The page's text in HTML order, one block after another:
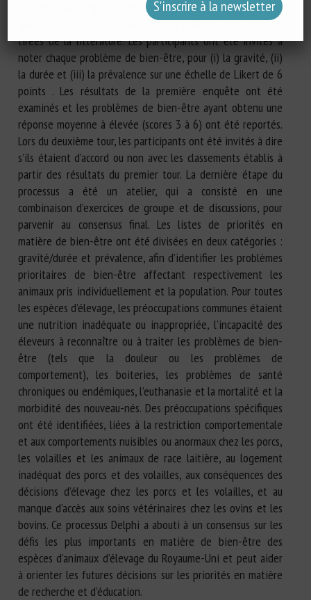
enquête, les experts ont reçu une liste complète de
questions relatives au bien-être spécifiques des espèces,
tirées de la littérature. Les participants ont été invités à
noter chaque problème de bien-être, pour (i) la gravité, (ii)
la durée et (iii) la prévalence sur une échelle de Likert de 6
points . Les résultats de la première enquête ont été
examinés et les problèmes de bien-être ayant obtenu une
réponse moyenne à élevée (scores 3 à 6) ont été reportés.
Lors du deuxième tour, les participants ont été invités à dire
s’ils étaient d’accord ou non avec les classements établis à
partir des résultats du premier tour. La dernière étape du
processus a été un atelier, qui a consisté en une
combinaison d’exercices de groupe et de discussions, pour
parvenir au consensus final. Les listes de priorités en
matière de bien-être ont été divisées en deux catégories :
gravité/durée et prévalence, afin d’identifier les problèmes
prioritaires de bien-être affectant respectivement les
animaux pris individuellement et la population. Pour toutes
les espèces d’élevage, les préoccupations communes étaient
une nutrition inadéquate ou inappropriée, l’incapacité des
éleveurs à reconnaître ou à traiter les problèmes de bien-
être (tels que la douleur ou les problèmes de
comportement), les boiteries, les problèmes de santé
chroniques ou endémiques, l’euthanasie et la mortalité et la
morbidité des nouveau-nés. Des préoccupations spécifiques
ont été identifiées, liées à la restriction comportementale
et aux comportements nuisibles ou anormaux chez les porcs,
les volailles et les animaux de race laitière, au logement
inadéquat des porcs et des volailles, aux conséquences des
décisions d’élevage chez les porcs et les volailles, et au
manque d’accès aux soins vétérinaires chez les ovins et les
bovins. Ce processus Delphi a abouti à un consensus sur les
défis les plus importants en matière de bien-être des
espèces d’animaux d’élevage du Royaume-Uni et peut aider
à orienter les futures décisions sur les priorités en matière
de recherche et d’éducation.